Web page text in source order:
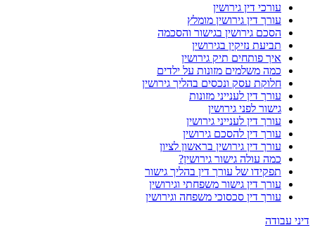
עורכי דין גירושין
עורך דין גירושין מומלץ
הסכם גירושין בגישור והסכמה
תביעת נזיקין בגירושין
איך פותחים תיק גירושין
כמה משלמים מזונות על ילדים
חלוקת עסק ונכסים בהליך גירושין
עורך דין לענייני מזונות
גישור לפני גירושין
עורך דין לענייני גירושין
עורך דין להסכם גירושין
עורך דין גירושין בראשון לציון
כמה עולה גישור גירושין?
תפקידו של עורך דין בהליך גישור
עורך דין גישור משפחתי וגירושין
עורך דין סכסוכי משפחה וגירושין
דיני עבודה